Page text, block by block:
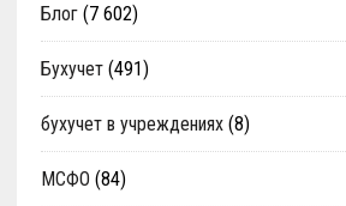
Блог(7 602)
Бухучет(491)
бухучет в учреждениях(8)
МСФО (84)